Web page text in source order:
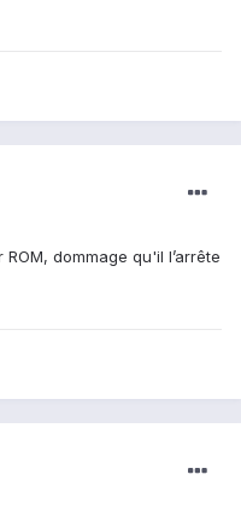
dommage qu'il l’arrête